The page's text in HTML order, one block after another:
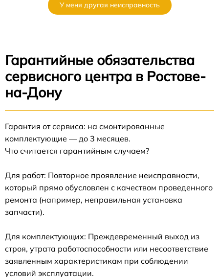
У меня другая неисправность
Гарантийные обязательства
сервисного центра в Ростове-
на-Дону
Гарантия от сервиса: на смонтированные
комплектующие — до 3 месяцев.
Что считается гарантийным случаем?
Для работ: Повторное проявление неисправности,
который прямо обусловлен с качеством проведенного
ремонта (например, неправильная установка
запчасти).
Для комплектующих: Преждевременный выход из
строя, утрата работоспособности или несоответствие
заявленным характеристикам при соблюдении
условий эксплуатации.